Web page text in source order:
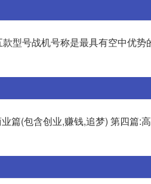
型号战机号称是最具有空中优势
篇(包含创业,赚钱,追梦) 第四篇: